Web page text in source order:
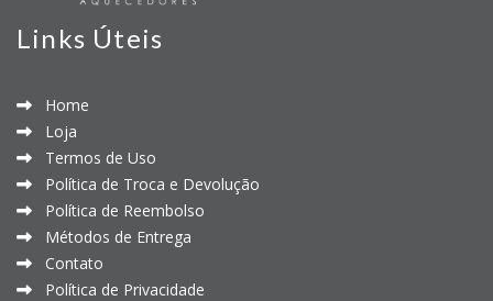
Links Úteis
Home
Loja
Termos de Uso
Política de Troca e Devolução
Política de Reembolso
Métodos de Entrega
Contato
Política de Privacidade